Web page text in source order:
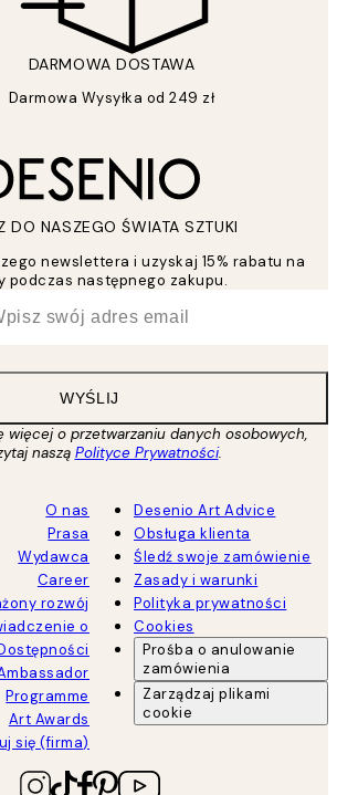
DARMOWA DOSTAWA
Darmowa Wysyłka od 249 zł
DO NASZEGO ŚWIATA SZTUKI
newslettera i uzyskaj 15% rabatu na
podczas następnego zakupu.
WYŚLIJ
więcej o przetwarzaniu danych osobowych,
naszą Polityce Prywatności.
O nas
Prasa
Wydawca
Career
rozwój
o
Programme
Art Awards
się (firma)
Desenio Art Advice
Obsługa klienta
Śledź swoje zamówienie
Zasady i warunki
Polityka prywatności
Cookies
Prośba o anulowanie
zamówienia
Zarządzaj plikami
cookie